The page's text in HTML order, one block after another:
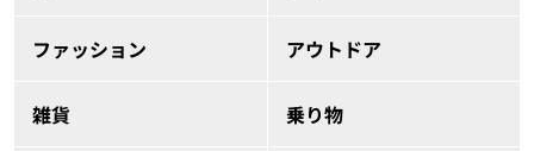
ファッション アウトドア
雑貨 乗り物